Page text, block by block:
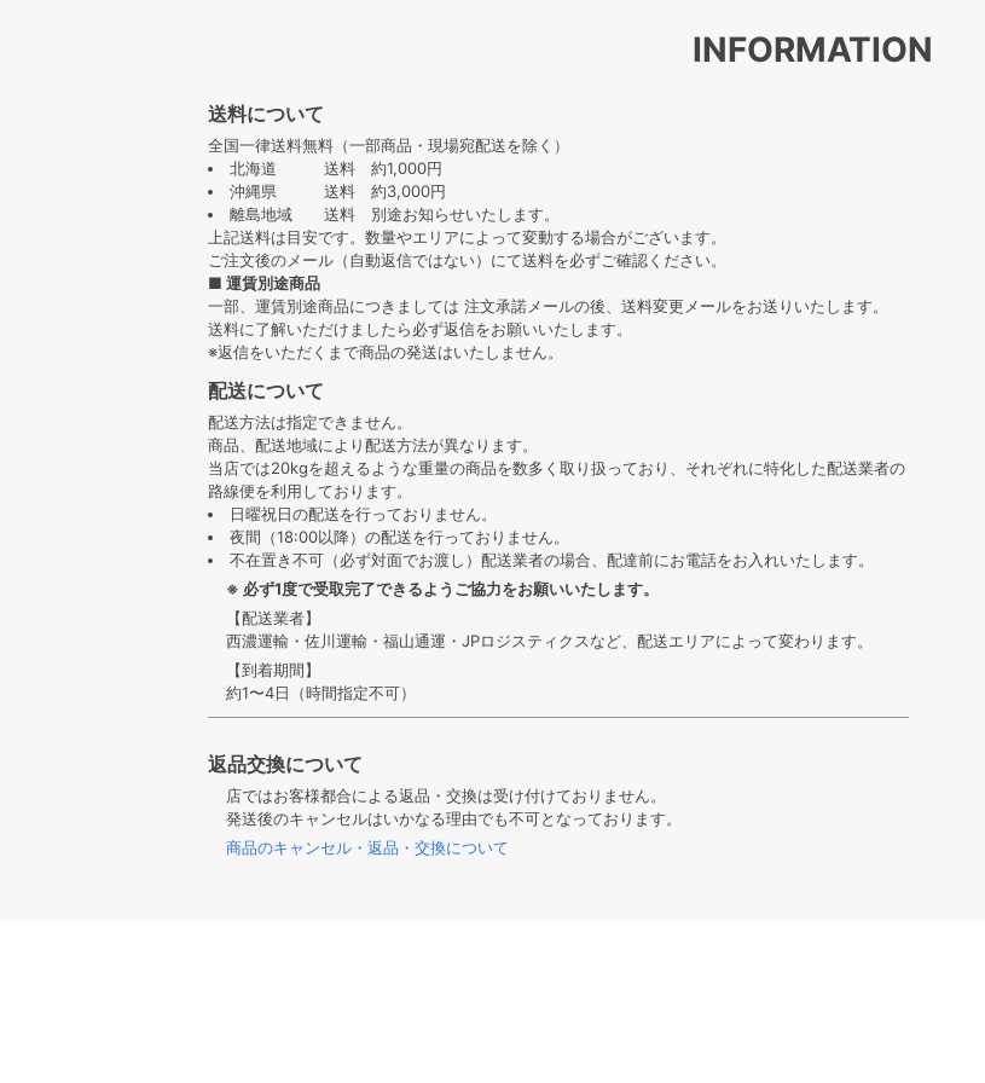
INFORMATION
送料について
全国一律送料無料（一部商品・現場宛配送を除く）
北海道 送料 約1,000円
沖縄県 送料 約3,000円
離島地域 送料 別途お知らせいたします。
上記送料は目安です。数量やエリアによって変動する場合がございます。
ご注文後のメール（自動返信ではない）にて送料を必ずご確認ください。
■ 運賃別途商品
一部、運賃別途商品につきましては 注文承諾メールの後、送料変更メールをお送りいたします。
送料に了解いただけましたら必ず返信をお願いいたします。
※返信をいただくまで商品の発送はいたしません。
配送について
配送方法は指定できません。
商品、配送地域により配送方法が異なります。
当店では20kgを超えるような重量の商品を数多く取り扱っており、それぞれに特化した配送業者の
路線便を利用しております。
日曜祝日の配送を行っておりません。
夜間（18:00以降）の配送を行っておりません。
不在置き不可（必ず対面でお渡し）配送業者の場合、配達前にお電話をお入れいたします。
※ 必ず1度で受取完了できるようご協力をお願いいたします。
【配送業者】
西濃運輸・佐川運輸・福山通運・JPロジスティクスなど、配送エリアによって変わります。
【到着期間】
約1〜4日（時間指定不可）
返品交換について
店ではお客様都合による返品・交換は受け付けておりません。
発送後のキャンセルはいかなる理由でも不可となっております。
商品のキャンセル・返品・交換について